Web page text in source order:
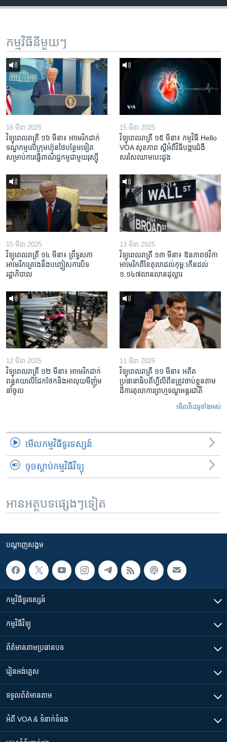
កម្មវិធី​នីមួយៗ
16 មីនា 2025
វិទ្យុពេលរាត្រី ១៦ មីនា៖ អាមេរិក​ដាក់​
ទណ្ឌកម្ម​លើ​ក្រុមហ៊ុន​ថៃ​បន្ថែម​ទៀត​
សម្រាប់​ការ​ធ្វើ​ពាណិជ្ជកម្ម​ជាមួយ​រុស្ស៊ី
15 មីនា 2025
វិទ្យុពេលរាត្រី ១៥ មីនា៖ កម្មវិធី ​Hello
VOA សុខភាព ស្ដី​អំពី​វិធី​បង្ការ​ជំងឺ​
សរសៃ​ឈាម​បេះដូង
15 មីនា 2025
វិទ្យុពេលរាត្រី ១៤ មីនា៖ ព្រឹទ្ធសភា
អាមេរិកគ្រោងនឹងបញ្ចៀសការបិទ
រដ្ឋាភិបាល
13 មីនា 2025
វិទ្យុពេលរាត្រី ១៣ មីនា៖ ឱនភាព​ថវិកា​
អាមេរិក​ពី​ខែ​តុលា​ដល់​កុម្ភៈ​កើន​ដល់​
១.១៤៧​លានលាន​ដុល្លារ
12 មីនា 2025
វិទ្យុពេលរាត្រី ១២ មីនា៖ អាមេរិក​ដាក់​
ពន្ធគយ​លើ​ដែកថែក​និង​អាលុយ​មីញ៉ូម​
នាំចូល
11 មីនា 2025
វិទ្យុពេលរាត្រី ១១ មីនា៖ អតីត​
ប្រធានាធិបតីហ្វីលីពីន​ត្រូវ​ចាប់ខ្លួនតាម
ដីការ​តុលាការ​ព្រហ្មទណ្ឌ​អន្តរជាតិ
មើល​វីដេអូ​ទាំង​អស់
មើល​កម្មវិធី​ទូរទស្សន៍
ចុចស្តាប់កម្មវិធីវិទ្យុ
អានអត្ថបទផ្សេងៗទៀត
បណ្តាញ​សង្គម
កម្មវិធី​ទូរទស្សន៍
កម្មវិធី​វិទ្យុ
ព័ត៌មាន​តាមប្រធានបទ​
រៀន​​អង់គ្លេស
ទទួល​ព័ត៌មាន​តាម
អំពី​ VOA & ទំនាក់ទំនង